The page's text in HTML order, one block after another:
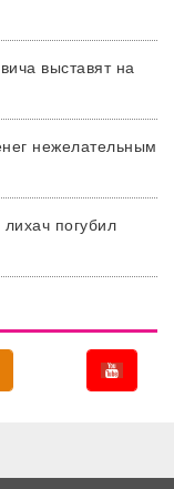
выставят на
нежелательным
погубил